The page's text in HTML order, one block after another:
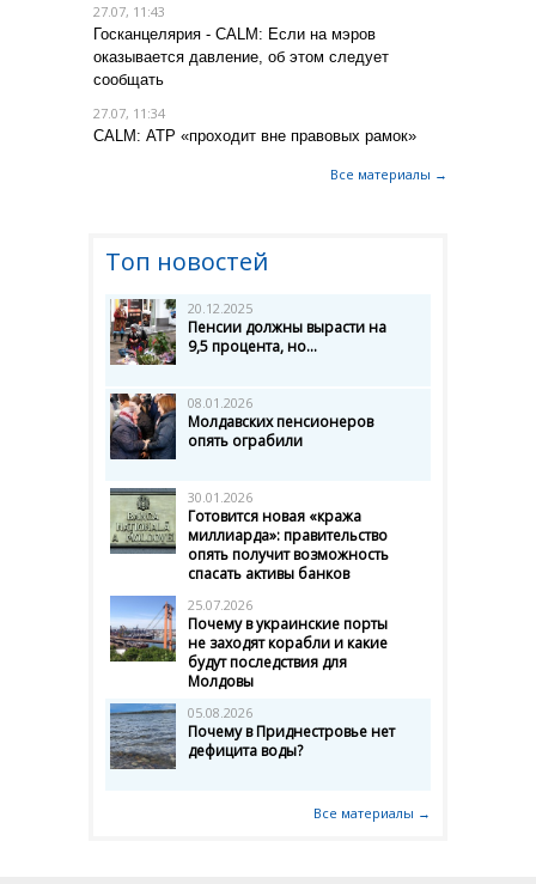
27.07, 11:43
Госканцелярия - CALM: Если на мэров
оказывается давление, об этом следует
сообщать
27.07, 11:34
CALM: АТР «проходит вне правовых рамок»
Все материалы →
Топ новостей
20.12.2025
Пенсии должны вырасти на
9,5 процента, но...
08.01.2026
Молдавских пенсионеров
опять ограбили
30.01.2026
Готовится новая «кража
миллиарда»: правительство
опять получит возможность
спасать активы банков
25.07.2026
Почему в украинские порты
не заходят корабли и какие
будут последствия для
Молдовы
05.08.2026
Почему в Приднестровье нет
дефицита воды?
Все материалы →